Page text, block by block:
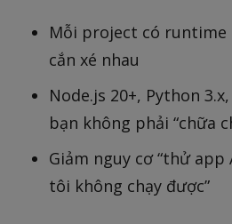
Mỗi project có
cắn xé nhau
Node.js 20+, Python
bạn không phải “chữa
Giảm nguy cơ “thử app
tôi không chạy được”